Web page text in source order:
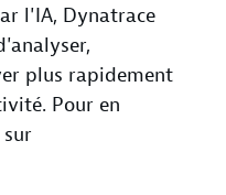
l'IA, Dynatrace
plus rapidement
Pour en